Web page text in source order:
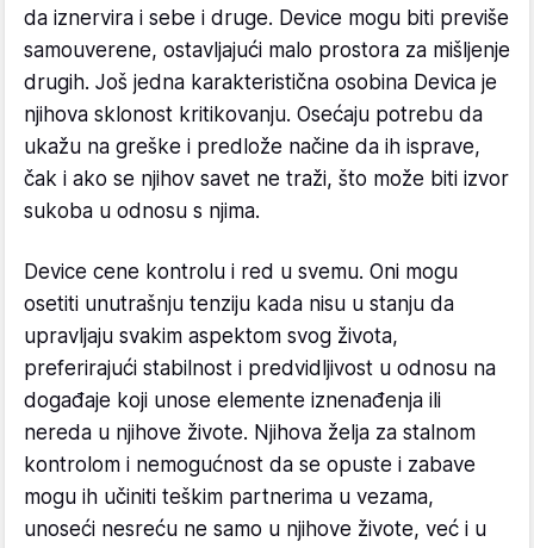
da iznervira i sebe i druge. Device mogu biti previše
samouverene, ostavljajući malo prostora za mišljenje
drugih. Još jedna karakteristična osobina Devica je
njihova sklonost kritikovanju. Osećaju potrebu da
ukažu na greške i predlože načine da ih isprave,
čak i ako se njihov savet ne traži, što može biti izvor
sukoba u odnosu s njima.
Device cene kontrolu i red u svemu. Oni mogu
osetiti unutrašnju tenziju kada nisu u stanju da
upravljaju svakim aspektom svog života,
preferirajući stabilnost i predvidljivost u odnosu na
događaje koji unose elemente iznenađenja ili
nereda u njihove živote. Njihova želja za stalnom
kontrolom i nemogućnost da se opuste i zabave
mogu ih učiniti teškim partnerima u vezama,
unoseći nesreću ne samo u njihove živote, već i u